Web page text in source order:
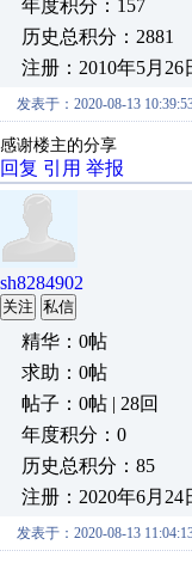
年度积分：157
历史总积分：2881
注册：2010年5月26
发表于：2020-08-13
感谢楼主的分享
回复 引用 举报
sh8284902
关注 私信
精华：0帖
求助：0帖
帖子：0帖 | 28回
年度积分：0
历史总积分：85
注册：2020年6月24
发表于：2020-08-13